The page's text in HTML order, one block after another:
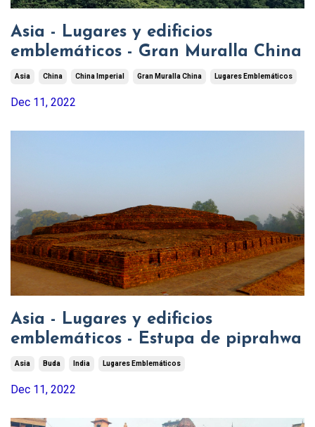
Asia - Lugares y edificios
emblemáticos - Gran Muralla China
Asia China China Imperial Gran Muralla China Lugares Emblemáticos
Dec 11, 2022
Asia - Lugares y edificios
emblemáticos - Estupa de piprahwa
Asia Buda India Lugares Emblemáticos
Dec 11, 2022